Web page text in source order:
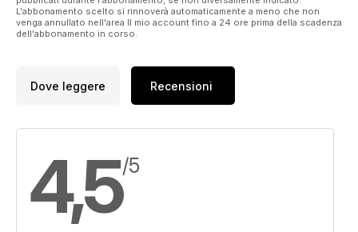
L'abbonamento scelto si rinnoverà automaticamente a meno che non
venga annullato nell'area Il mio account fino a 24 ore prima della scadenza
dell'abbonamento in corso.
Dove leggere Recensioni
4,5/5